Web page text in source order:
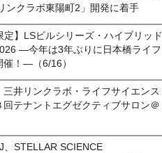
ンクラボ東陽町2」開発に着手
定】LSビルシリーズ・ハイブリッド
―今年は3年ぶりに日本橋ライフ
！―（6/16）
三井リンクラボ・ライフサイエンス
テナントエグゼクティブサロン＠
、STELLAR SCIENCE